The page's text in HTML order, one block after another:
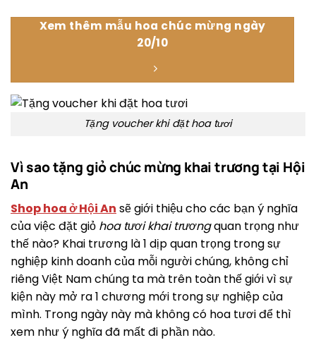
Xem thêm mẫu hoa chúc mừng ngày
20/10
Tặng voucher khi đặt hoa tươi
Vì sao tặng giỏ chúc mừng khai trương tại Hội
An
Shop hoa ở Hội An sẽ giới thiệu cho các bạn ý nghĩa
của việc đặt giỏ hoa tươi khai trươngquan trọng như
thế nào? Khai trương là 1 dịp quan trọng trong sự
nghiệp kinh doanh của mỗi người chúng, không chỉ
riêng Việt Nam chúng ta mà trên toàn thế giới vì sự
kiện này mở ra 1 chương mới trong sự nghiệp của
mình. Trong ngày này mà không có hoa tươi để thì
xem như ý nghĩa đã mất đi phần nào.